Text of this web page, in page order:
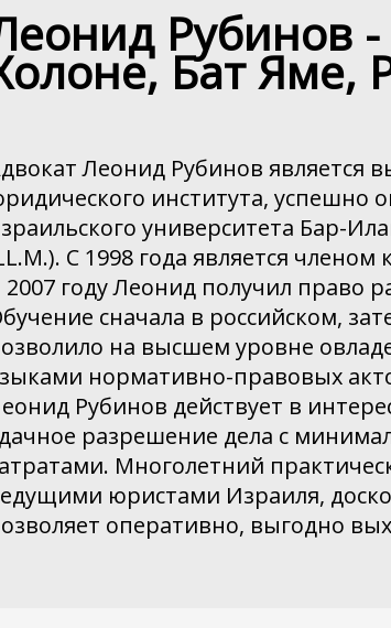
Рубинов -
Бат Яме,
Леонид Рубинов является
института, успешно
университета Бар-
С 1998 года является
2007 году Леонид получил право
сначала в российском,
на высшем уровне
нормативно-правовых
Рубинов действует в
разрешение дела с
Многолетний
юристами Израиля,
оперативно, выгодно